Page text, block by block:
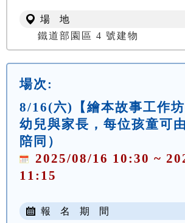
場 地
鐵道部園區 4 號建物
場次:
8/16(六)【繪本故事工作
幼兒與家長，每位孩童可
陪同）
2025/08/16 10:30 ~
11:15
報 名 期 間